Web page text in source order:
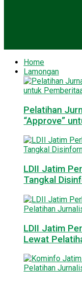
Home
Lamongan
Pelatihan
“Approve”
LDII Jatim
Tangkal
LDII Jatim
Lewat